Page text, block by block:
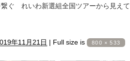
繋ぐ れいわ新選組全国ツアーから見えて
年11月21日 | Full size is 800 × 533